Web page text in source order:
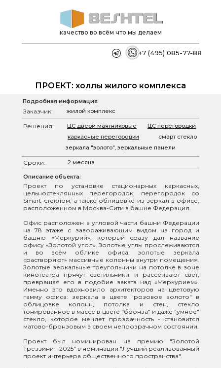
+7 (495) 085-77-88
качество во всём что мы делаем
ПРОЕКТ: холлы жилого комплекса
Описание объекта:
Проект по установке стационарных каркасных,
цельностеклянных перегородок, перегородок со
Smart-стеклом, а также облицовке из зеркал в офисе,
расположенном в Москва-Сити в башне Федерация.
Офис расположен в угловой части башни Федерации
на 78 этаже с завораживающим видом на город и
башню «Меркурий», который сразу дал название
офису «Золотой угол». Золотые углы прослеживаются
и во всём облике офиса: золотые зеркала
«растворяют» массивные колонны внутри помещения.
Золотые зеркальные треугольники на потолке в зоне
кинотеатра прячут светильники и рассеивают свет,
превращая его в подобие заката над «Меркурием».
Именно это вдохновило архитекторов на цветовую
гамму офиса: зеркала в цвете "розовое золото" в
облицовке колонн, потолка и стен, стекло
тонированное в массе в цвете "бронза" и даже "умное"
стекло, которое меняет прозрачность - становится
Проект был номинирован на премию "Золотой
Треззини - 2025" в номинации "Лучший реализованный
проект интерьера общественного пространства".
Заказчик:
Решения:
жилой комплекс
ЦС двери маятниковые
каркасные перегородки
зеркала "золото", зеркальные панели
смарт стекло
ЦС перегородки
2 месяца
Сроки:
Подробная информация